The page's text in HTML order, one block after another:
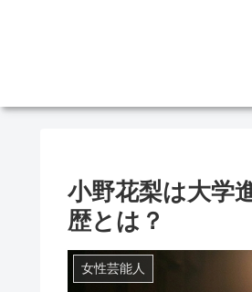
小野花梨は大学
歴とは？
女性芸能人